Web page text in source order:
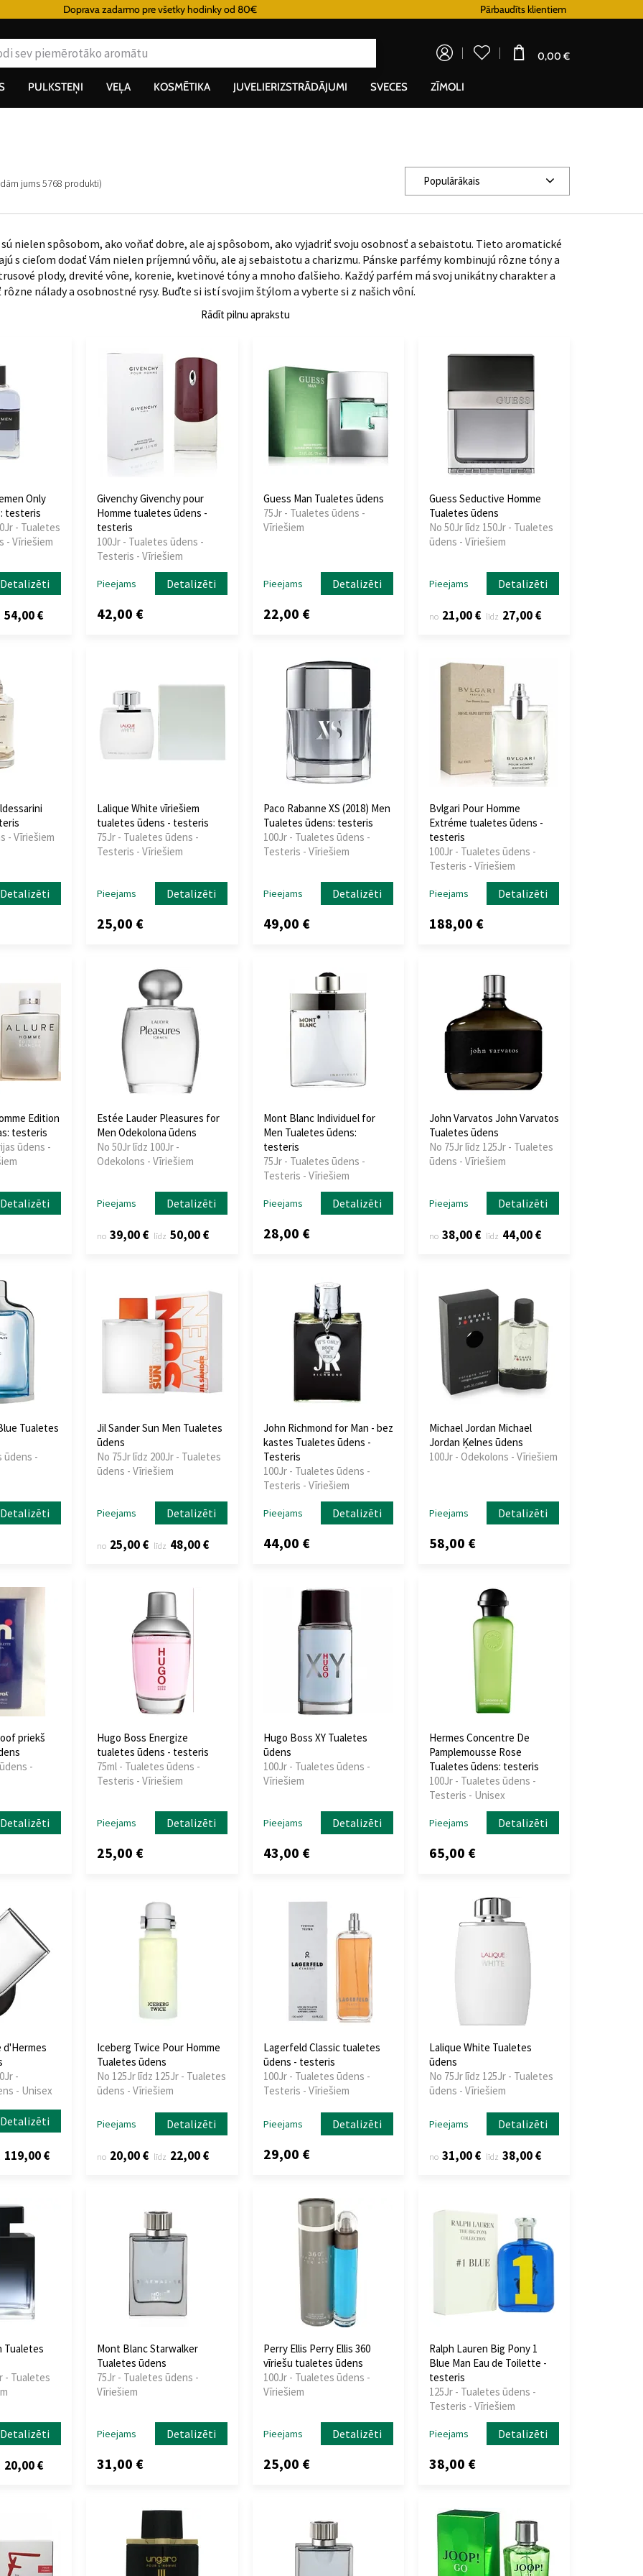
Doprava zadarmo pre všetky hodinky od 80€ Pārbaudīts klientiem
0,00 €
PULKSTEŅI VEĻA KOSMĒTIKA JUVELIERIZSTRĀDĀJUMI SVECES ZĪMOLI
jums5768 produkti) Populārākais
nielen spôsobom, ako voňať dobre, ale aj spôsobom, ako vyjadriť svoju osobnosť a sebaistotu. Tieto aromatické
s cieľom dodať Vám nielen príjemnú vôňu, ale aj sebaistotu a charizmu. Pánske parfémy kombinujú rôzne tóny a
plody, drevité vône, korenie, kvetinové tóny a mnoho ďalšieho. Každý parfém má svoj unikátny charakter a
nálady a osobnostné rysy. Buďte si istí svojim štýlom a vyberte si z našich vôní.
Rādīt pilnu aprakstu
Only
testeris
- Tualetes
- Vīriešiem
Detalizēti
54,00 €
Givenchy Givenchy pour
Homme tualetes ūdens -
testeris
100Jr - Tualetes ūdens -
Testeris - Vīriešiem
Pieejams Detalizēti
42,00 €
Guess Man Tualetes ūdens
75Jr - Tualetes ūdens -
Vīriešiem
Pieejams Detalizēti
22,00 €
Guess Seductive Homme
Tualetes ūdens
No 50Jr līdz 150Jr - Tualetes
ūdens - Vīriešiem
Pieejams Detalizēti
no 21,00 € līdz 27,00 €
- Vīriešiem
Detalizēti
Lalique White vīriešiem
tualetes ūdens - testeris
75Jr - Tualetes ūdens -
Testeris - Vīriešiem
Pieejams Detalizēti
25,00 €
Paco Rabanne XS (2018) Men
Tualetes ūdens: testeris
100Jr - Tualetes ūdens -
Testeris - Vīriešiem
Pieejams Detalizēti
49,00 €
Bvlgari Pour Homme
Extréme tualetes ūdens -
testeris
100Jr - Tualetes ūdens -
Testeris - Vīriešiem
Pieejams Detalizēti
188,00 €
Edition
testeris
ūdens -
Detalizēti
Estée Lauder Pleasures for
Men Odekolona ūdens
No 50Jr līdz 100Jr -
Odekolons - Vīriešiem
Pieejams Detalizēti
no 39,00 € līdz 50,00 €
Mont Blanc Individuel for
Men Tualetes ūdens:
testeris
75Jr - Tualetes ūdens -
Testeris - Vīriešiem
Pieejams Detalizēti
28,00 €
John Varvatos John Varvatos
Tualetes ūdens
No 75Jr līdz 125Jr - Tualetes
ūdens - Vīriešiem
Pieejams Detalizēti
no 38,00 € līdz 44,00 €
Tualetes
ūdens -
Detalizēti
Jil Sander Sun Men Tualetes
ūdens
No 75Jr līdz 200Jr - Tualetes
ūdens - Vīriešiem
Pieejams Detalizēti
no 25,00 € līdz 48,00 €
John Richmond for Man - bez
kastes Tualetes ūdens -
Testeris
100Jr - Tualetes ūdens -
Testeris - Vīriešiem
Pieejams Detalizēti
44,00 €
Michael Jordan Michael
Jordan Ķelnes ūdens
100Jr - Odekolons - Vīriešiem
Pieejams Detalizēti
58,00 €
priekš
-
Detalizēti
Hugo Boss Energize
tualetes ūdens - testeris
75ml - Tualetes ūdens -
Testeris - Vīriešiem
Pieejams Detalizēti
25,00 €
Hugo Boss XY Tualetes
ūdens
100Jr - Tualetes ūdens -
Vīriešiem
Pieejams Detalizēti
43,00 €
Hermes Concentre De
Pamplemousse Rose
Tualetes ūdens: testeris
100Jr - Tualetes ūdens -
Testeris - Unisex
Pieejams Detalizēti
65,00 €
d'Hermes
-
- Unisex
Detalizēti
119,00 €
Iceberg Twice Pour Homme
Tualetes ūdens
No 125Jr līdz 125Jr - Tualetes
ūdens - Vīriešiem
Pieejams Detalizēti
no 20,00 € līdz 22,00 €
Lagerfeld Classic tualetes
ūdens - testeris
100Jr - Tualetes ūdens -
Testeris - Vīriešiem
Pieejams Detalizēti
29,00 €
Lalique White Tualetes
ūdens
No 75Jr līdz 125Jr - Tualetes
ūdens - Vīriešiem
Pieejams Detalizēti
no 31,00 € līdz 38,00 €
Tualetes
- Tualetes
Detalizēti
20,00 €
Mont Blanc Starwalker
Tualetes ūdens
75Jr - Tualetes ūdens -
Vīriešiem
Pieejams Detalizēti
31,00 €
Perry Ellis Perry Ellis 360
vīriešu tualetes ūdens
100Jr - Tualetes ūdens -
Vīriešiem
Pieejams Detalizēti
25,00 €
Ralph Lauren Big Pony 1
Blue Man Eau de Toilette -
testeris
125Jr - Tualetes ūdens -
Testeris - Vīriešiem
Pieejams Detalizēti
38,00 €